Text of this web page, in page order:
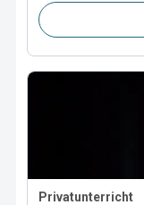
Privatunterricht